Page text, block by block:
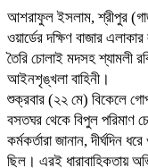
আশরাফুল ইসলাম, শ্রীপুর
ওয়ার্ডের দক্ষিণ বাজার
তৈরি চোলাই মদসহ শ্যামলী
আইনশৃঙ্খলা বাহিনী।
শুক্রবার (২২ মে) বিকেলে
বসতঘর থেকে বিপুল পরিমাণ
কর্মকর্তারা জানান, দীর্ঘদিন
ছিল। এরই ধারাবাহিকতায়